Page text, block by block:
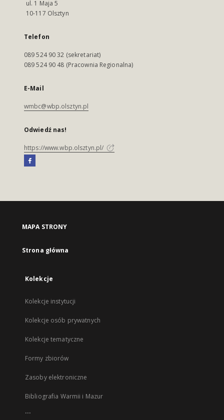
ul. 1 Maja 5
10-117 Olsztyn
Telefon
089 524 90 32 (sekretariat)
089 524 90 48 (Pracownia Regionalna)
E-Mail
wmbc@wbp.olsztyn.pl
Odwiedź nas!
https://www.wbp.olsztyn.pl/
MAPA STRONY
Strona główna
Kolekcje
Kolekcje instytucji
Kolekcje osób prywatnych
Kolekcje tematyczne
Formy zbiorów
Zasoby elektroniczne
Bibliografia Warmii i Mazur
...